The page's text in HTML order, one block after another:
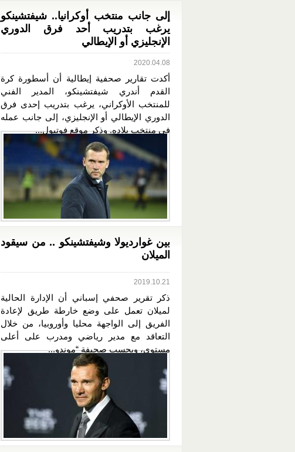
إلى جانب منتخب أوكرانيا.. شيفتشينكو
يرغب بتدريب أحد فرق الدوري
الإنجليزي أو الإيطالي
2020.04.08
أكدت تقارير صحفية إيطالية أن أسطورة كرة
القدم أندري شيفتشينكو، المدير الفني
للمنتخب الأوكراني، يرغب بتدريب إحدى فرق
الدوري الإيطالي أو الإنجليزي، إلى جانب عمله
في منتخب بلاده. وذكر موقع فوتبول...
بين غوارديولا وشيفتشينكو .. من سيقود
الميلان
2019.10.21
ذكر تقرير صحفي إسباني أن الإدارة الحالية
لميلان تعمل على وضع خارطة طريق لإعادة
الفريق إلى الواجهة محليا وأوروبيا، من خلال
التعاقد مع مدير رياضي ومدرب على أعلى
مستوى، وبحسب صحيفة “موندو...